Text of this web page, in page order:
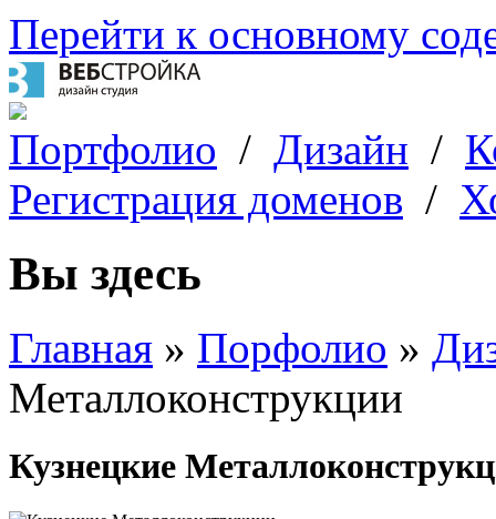
Перейти к основному
Портфолио / Дизайн /
Регистрация доменов /
Вы здесь
Главная » Порфолио »
Металлоконструкции
Кузнецкие